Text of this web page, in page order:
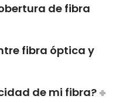
de fibra
fibra óptica y
de mi fibra?